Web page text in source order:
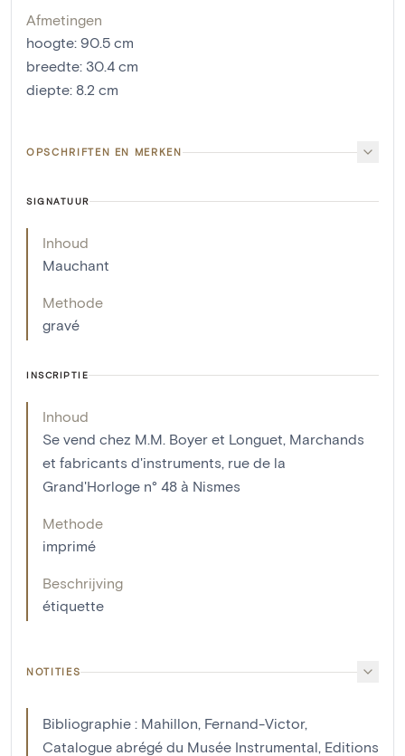
Afmetingen
hoogte: 90.5 cm
breedte: 30.4 cm
diepte: 8.2 cm
OPSCHRIFTEN EN MERKEN
SIGNATUUR
Inhoud
Mauchant
Methode
gravé
INSCRIPTIE
Inhoud
Se vend chez M.M. Boyer et Longuet, Marchands
et fabricants d'instruments, rue de la
Grand'Horloge n° 48 à Nismes
Methode
imprimé
Beschrijving
étiquette
NOTITIES
Bibliographie : Mahillon, Fernand-Victor,
Catalogue abrégé du Musée Instrumental, Editions